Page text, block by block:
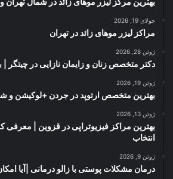
جولای 19, 2026
مراکز لیزر موهای زائد در تهران
ژوئن 28, 2026
دکتر متخصص زنان و زایمان نازایی در چیتگر
ژوئن 19, 2026
بهترین متخصص ارتوپد در جردن +لوکیشن و
ژوئن 13, 2026
بهترین مراکز فیزیوتراپی در قزوین | معرفی
انتخاب
ژوئن 9, 2026
درمان مشکلات پوستی با زالو درمانی |آیا